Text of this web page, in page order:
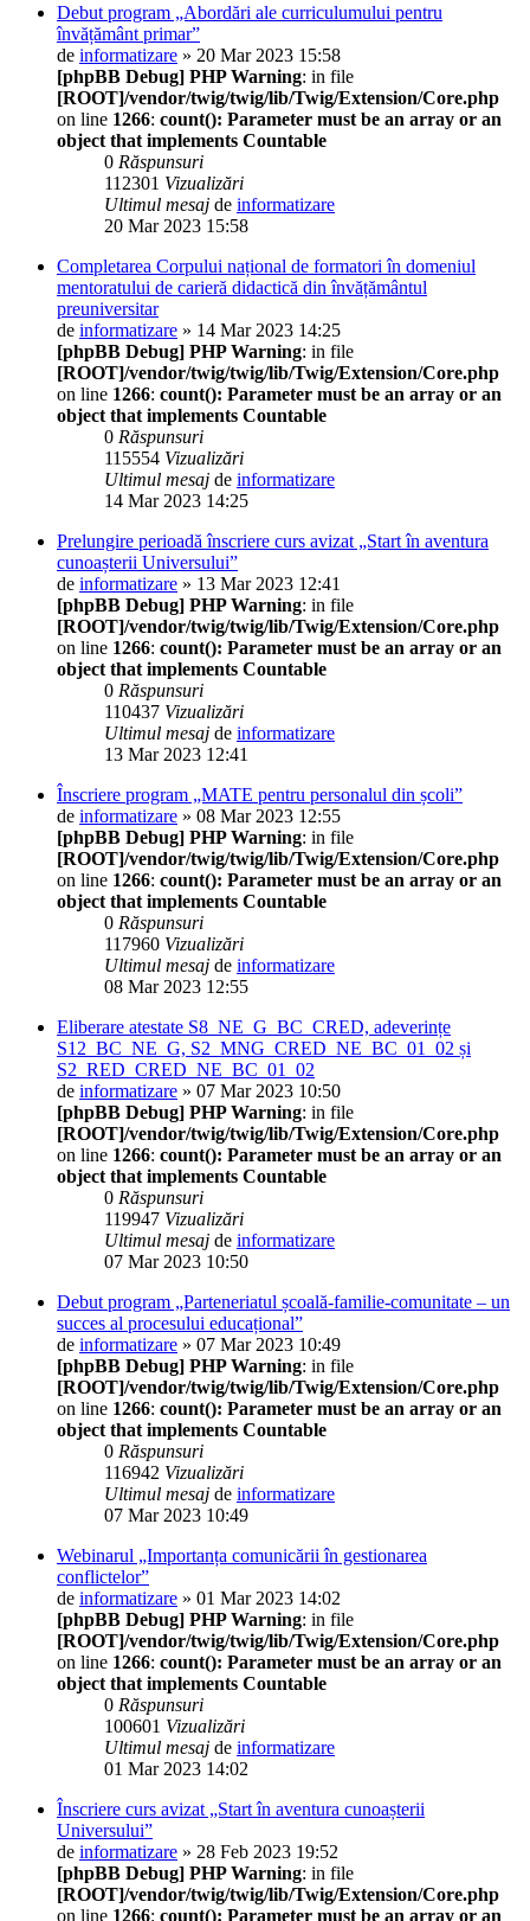
Debut program „Abordări ale curriculumului pentru
învățământ primar”
de informatizare » 20 Mar 2023 15:58
[phpBB Debug] PHP Warning: in file
[ROOT]/vendor/twig/twig/lib/Twig/Extension/Core.php
on line 1266: count(): Parameter must be an array or an
object that implements Countable
0 Răspunsuri
112301 Vizualizări
Ultimul mesaj de informatizare
20 Mar 2023 15:58
Completarea Corpului național de formatori în domeniul
mentoratului de carieră didactică din învățământul
preuniversitar
de informatizare » 14 Mar 2023 14:25
[phpBB Debug] PHP Warning: in file
[ROOT]/vendor/twig/twig/lib/Twig/Extension/Core.php
on line 1266: count(): Parameter must be an array or an
object that implements Countable
0 Răspunsuri
115554 Vizualizări
Ultimul mesaj de informatizare
14 Mar 2023 14:25
Prelungire perioadă înscriere curs avizat „Start în aventura
cunoașterii Universului”
de informatizare » 13 Mar 2023 12:41
[phpBB Debug] PHP Warning: in file
[ROOT]/vendor/twig/twig/lib/Twig/Extension/Core.php
on line 1266: count(): Parameter must be an array or an
object that implements Countable
0 Răspunsuri
110437 Vizualizări
Ultimul mesaj de informatizare
13 Mar 2023 12:41
Înscriere program „MATE pentru personalul din școli”
de informatizare » 08 Mar 2023 12:55
[phpBB Debug] PHP Warning: in file
[ROOT]/vendor/twig/twig/lib/Twig/Extension/Core.php
on line 1266: count(): Parameter must be an array or an
object that implements Countable
0 Răspunsuri
117960 Vizualizări
Ultimul mesaj de informatizare
08 Mar 2023 12:55
Eliberare atestate S8_NE_G_BC_CRED, adeverințe
S12_BC_NE_G, S2_MNG_CRED_NE_BC_01_02 și
S2_RED_CRED_NE_BC_01_02
de informatizare » 07 Mar 2023 10:50
[phpBB Debug] PHP Warning: in file
[ROOT]/vendor/twig/twig/lib/Twig/Extension/Core.php
on line 1266: count(): Parameter must be an array or an
object that implements Countable
0 Răspunsuri
119947 Vizualizări
Ultimul mesaj de informatizare
07 Mar 2023 10:50
Debut program „Parteneriatul școală-familie-comunitate – un
succes al procesului educațional”
de informatizare » 07 Mar 2023 10:49
[phpBB Debug] PHP Warning: in file
[ROOT]/vendor/twig/twig/lib/Twig/Extension/Core.php
on line 1266: count(): Parameter must be an array or an
object that implements Countable
0 Răspunsuri
116942 Vizualizări
Ultimul mesaj de informatizare
07 Mar 2023 10:49
Webinarul „Importanța comunicării în gestionarea
conflictelor”
de informatizare » 01 Mar 2023 14:02
[phpBB Debug] PHP Warning: in file
[ROOT]/vendor/twig/twig/lib/Twig/Extension/Core.php
on line 1266: count(): Parameter must be an array or an
object that implements Countable
0 Răspunsuri
100601 Vizualizări
Ultimul mesaj de informatizare
01 Mar 2023 14:02
Înscriere curs avizat „Start în aventura cunoașterii
Universului”
de informatizare » 28 Feb 2023 19:52
[phpBB Debug] PHP Warning: in file
[ROOT]/vendor/twig/twig/lib/Twig/Extension/Core.php
on line 1266: count(): Parameter must be an array or an